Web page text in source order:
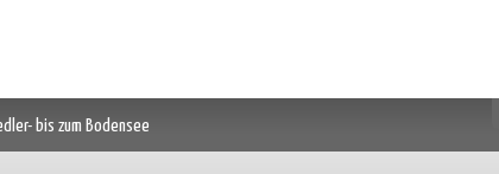
bis zum Bodensee